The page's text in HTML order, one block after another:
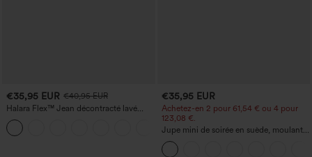
€35,95 EUR €40,95 EUR
Halara Flex™ Jean décontracté lavé
taille haute à poche croisée
+1
€35,95 EUR
Achetez-en 2 pour 61,54 € ou 4 pour
123,08 €.
Jupe mini de soirée en suède, moulante,
taille haute croisée 2-en-1 avec ourlet à
franges